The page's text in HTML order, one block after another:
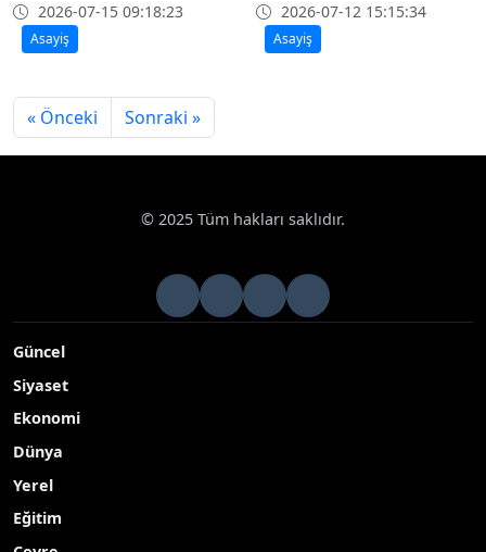
2026-07-15 09:18:23
Asayiş
2026-07-12 15:15:34
Asayiş
« Önceki Sonraki »
© 2025 Tüm hakları saklıdır.
Güncel
Siyaset
Ekonomi
Dünya
Yerel
Eğitim